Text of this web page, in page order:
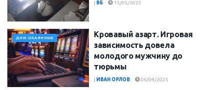
| ВБ 15/05/2025
ДНИ ОКАЯННЫЕ
Кровавый азарт. Игровая
зависимость довела
молодого мужчину до
тюрьмы
| ИВАН ОРЛОВ 06/04/2025